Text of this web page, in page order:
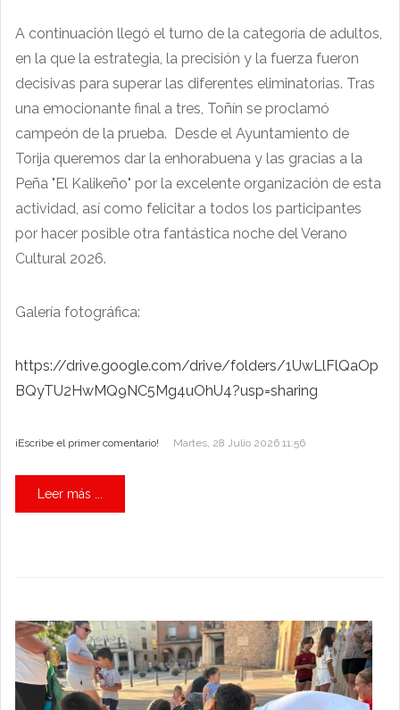
A continuación llegó el turno de la categoría de adultos,
en la que la estrategia, la precisión y la fuerza fueron
decisivas para superar las diferentes eliminatorias. Tras
una emocionante final a tres, Toñín se proclamó
campeón de la prueba. Desde el Ayuntamiento de
Torija queremos dar la enhorabuena y las gracias a la
Peña "El Kalikeño" por la excelente organización de esta
actividad, así como felicitar a todos los participantes
por hacer posible otra fantástica noche del Verano
Cultural 2026.
Galería fotográfica:
https://drive.google.com/drive/folders/1UwLlFlQaOp
BQyTU2HwMQ9NC5Mg4uOhU4?usp=sharing
¡Escribe el primer comentario! Martes, 28 Julio 2026 11:56
Leer más ...